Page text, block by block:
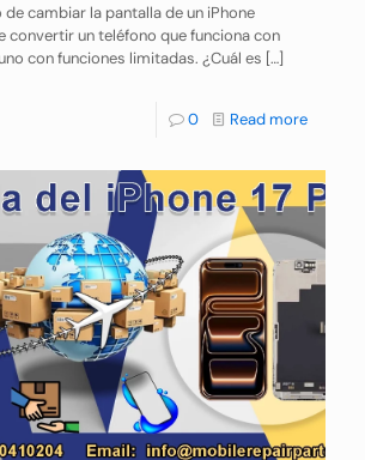
de cambiar la pantalla de un iPhone
convertir un teléfono que funciona con
con funciones limitadas. ¿Cuál es […]
0 Read more